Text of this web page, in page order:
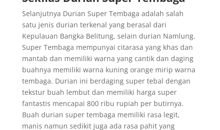
Selanjutnya Durian Super Tembaga adalah salah
satu jenis durian terkenal yang berasal dari
Kepulauan Bangka Belitung, selain durian Namlung.
Super Tembaga mempunyai citarasa yang khas dan
mantab dan memiliki warna yang cantik dan daging
buahnya memiliki warna kuning orange mirip warna
tembaga. Durian ini berdaging super tebal dengan
tekstur buah lembut dan memiliki harga super
fantastis mencapai 800 ribu rupiah per butirnya.
Buah durian super tembaga memiliki rasa legit,
manis namun sedikit juga ada rasa pahit yang